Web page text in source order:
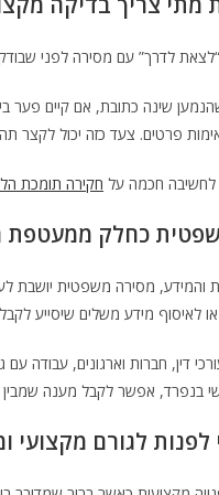
לדרך” עם מסירה לפני
שינה כתובת, אם קיים פער
פרטים. צעד כזה יכול לקצר
לחשיבה חכמה על חקירה תומכת
כחלק ממעטפת
והמידע, מסירה משפטית יושבת
לאיסוף מידע משלים שיסייע
דין, חברות וארגונים, עבודה עם
בנפרד, אפשר לקבל מענה
לפנות לגורם מקצועי